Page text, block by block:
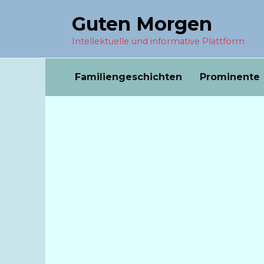
Guten Morgen
Intellektuelle und informative Plattform
Familiengeschichten Prominente